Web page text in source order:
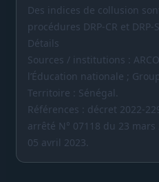
Des indices de collusion
procédures DRP-CR et DRP-
Détails
Sources / institutions :
l’Éducation nationale ;
Territoire : Sénégal.
Références : décret 2022-
arrêté N° 07118 du 23
05 avril 2023.